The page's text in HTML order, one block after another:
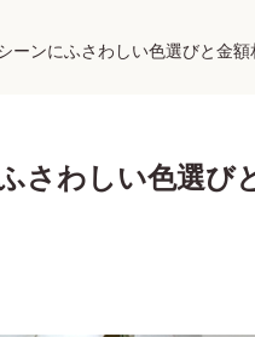
ーンにふさわしい色選びと金額
さわしい色選び